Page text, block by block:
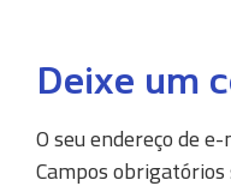
Deixe um
O seu endereço de
Campos